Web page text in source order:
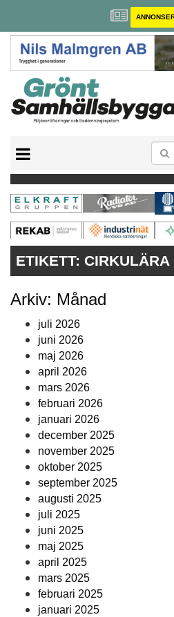
MILJÖBYGGNAD
NOLLCO2
CITYLAB
GREENBUILDING
ANNONSERA
ETIKETT: CIRKULÄRA
Arkiv: Månad
juli 2026
juni 2026
maj 2026
april 2026
mars 2026
februari 2026
januari 2026
december 2025
november 2025
oktober 2025
september 2025
augusti 2025
juli 2025
juni 2025
maj 2025
april 2025
mars 2025
februari 2025
januari 2025